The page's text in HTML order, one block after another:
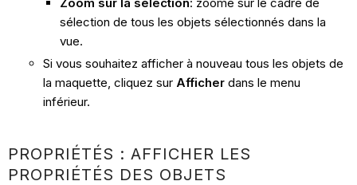
sélection de tous les objets sélectionnés dans la
vue.
Si vous souhaitez afficher à nouveau tous les objets de
la maquette, cliquez sur Afficherdans le menu
inférieur.
PROPRIÉTÉS : AFFICHER LES
PROPRIÉTÉS DES OBJETS